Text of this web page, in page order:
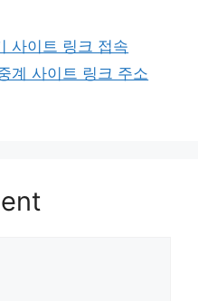
사이트 링크 접속
계 사이트 링크 주소